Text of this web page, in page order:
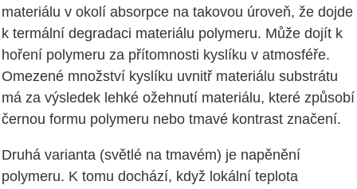
materiálu v okolí absorpce na takovou úroveň, že dojde
k termální degradaci materiálu polymeru. Může dojít k
hoření polymeru za přítomnosti kyslíku v atmosféře.
Omezené množství kyslíku uvnitř materiálu substrátu
má za výsledek lehké ožehnutí materiálu, které způsobí
černou formu polymeru nebo tmavé kontrast značení.
Druhá varianta (světlé na tmavém) je napěnění
polymeru. K tomu dochází, když lokální teplota